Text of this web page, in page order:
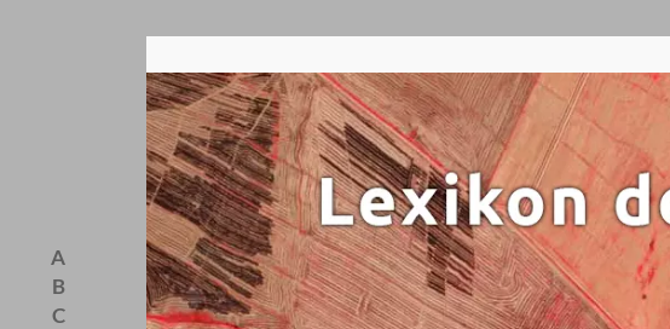
A
B
C